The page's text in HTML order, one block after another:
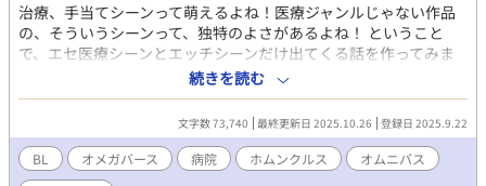
治療、手当てシーンって萌えるよね！医療ジャンルじゃない作品
の、そういうシーンって、独特のよさがあるよね！ ということ
で、エセ医療シーンとエッチシーンだけ出てくる話を作ってみま
した。 ホムンクルス研究施設で暮らす三体のホムンクルスと、医
師たちの話です。 【ホムンクルス】 ミト（310番） 外見年齢：16
歳 身長：160cm 深紫色の短髪、暗めの銀の瞳 イロハ（168番）
外見年齢：18歳 身長：165cm 青みがかったセンター分けの髪、
青みがかった銀の瞳 ムツミ（623番） 外見年齢：13歳 身長：
157cm 薄紫のウェーブヘア、明るい銀の瞳 【医師】 夜凍（やと
続きを読む
文字数 73,740 最終更新日 2025.10.26 登録日 2025.9.22
BL オメガバース 病院 ホムンクルス
オムニバス